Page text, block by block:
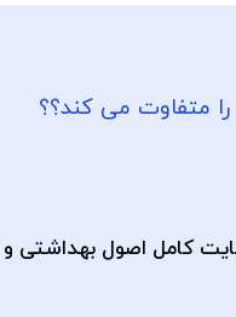
کامل اصول بهداشتی و